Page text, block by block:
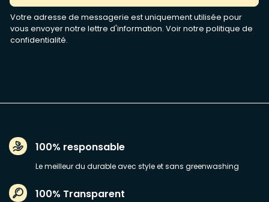
Votre adresse de messagerie est uniquement utilisée pour
vous envoyer notre lettre d'information. Voir notre politique de
confidentialité.
100% responsable
Le meilleur du durable avec style et sans greenwashing
100% Transparent